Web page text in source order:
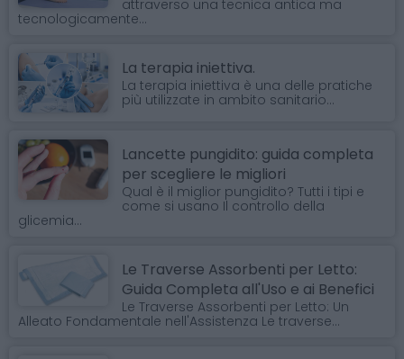
attraverso una tecnica antica ma
tecnologicamente...
La terapia iniettiva.
La terapia iniettiva è una delle pratiche
più utilizzate in ambito sanitario...
Lancette pungidito: guida completa
per scegliere le migliori
Qual è il miglior pungidito? Tutti i tipi e
come si usano Il controllo della
glicemia...
Le Traverse Assorbenti per Letto:
Guida Completa all'Uso e ai Benefici
Le Traverse Assorbenti per Letto: Un
Alleato Fondamentale nell'Assistenza Le traverse...